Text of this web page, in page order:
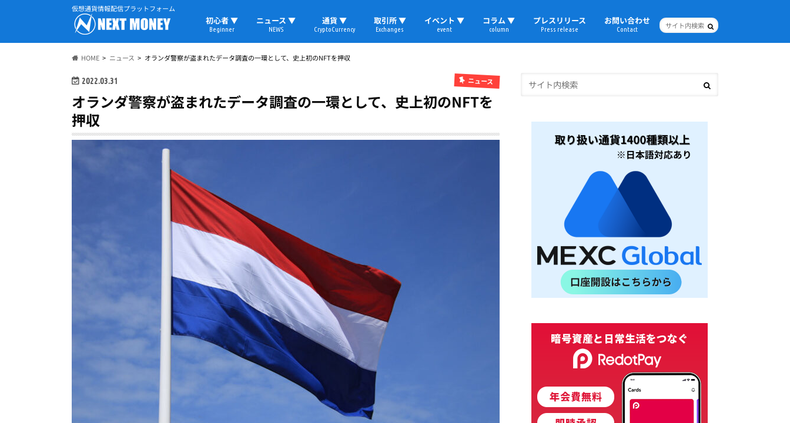
仮想通貨情報配信プラットフォーム
初心者 ▼
Beginner
ニュース ▼
NEWS
通貨 ▼
CryptoCurrency
取引所 ▼
Exchanges
イベント ▼
event
コラム ▼
column
プレスリリース
Press release
お問い合わせ
Contact
HOME ニュース オランダ警察が盗まれたデータ調査の一環として、史上初のNFTを押収
2022.03.31 ニュース
オランダ警察が盗まれたデータ調査の一環として、史上初のNFTを
押収